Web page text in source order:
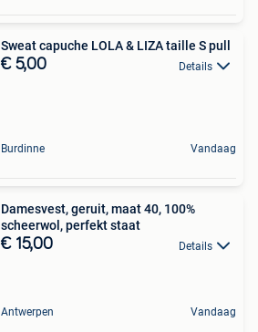
Sweat capuche LOLA & LIZA taille S pull
€ 5,00 Details
Burdinne Vandaag
Damesvest, geruit, maat 40, 100%
scheerwol, perfekt staat
€ 15,00 Details
Antwerpen Vandaag